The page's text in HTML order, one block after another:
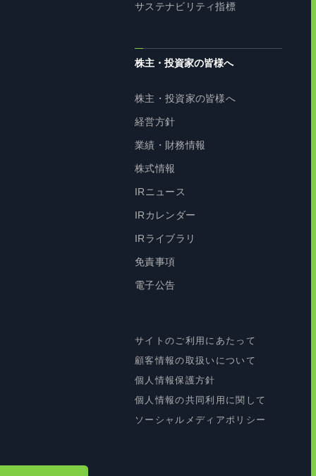
サステナビリティ指標
株主・投資家の皆様へ
株主・投資家の皆様へ
経営方針
業績・財務情報
株式情報
IRニュース
IRカレンダー
IRライブラリ
免責事項
電子公告
サイトのご利用にあたって
顧客情報の取扱いについて
個人情報保護方針
個人情報の共同利用に関して
ソーシャルメディアポリシー